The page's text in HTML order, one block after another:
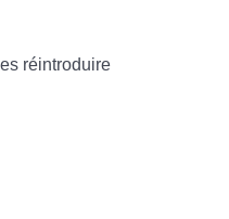
réintroduire